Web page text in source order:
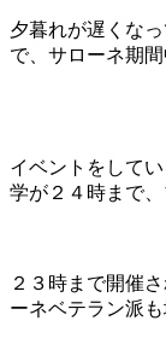
夕暮れが遅くな
で、サローネ期
イベントをして
学が２４時まで
２３時まで開催
ーネベテラン派も